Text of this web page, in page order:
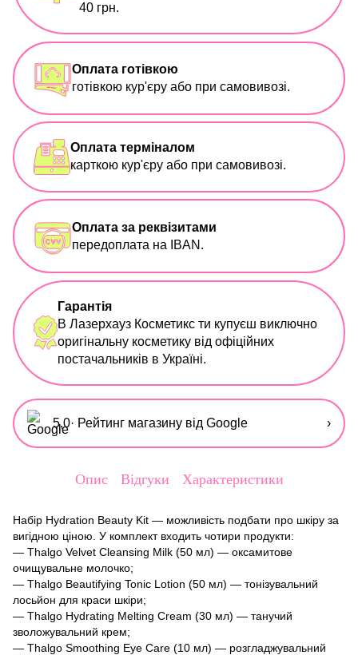
40 грн.
Оплата готівкою
готівкою кур'єру або при самовивозі.
Оплата терміналом
карткою кур'єру або при самовивозі.
Оплата за реквізитами
передоплата на IBAN.
Гарантія
В Лазерхауз Косметикс ти купуєш виключно
оригінальну косметику від офіційних
постачальників в Україні.
5,0· Рейтинг магазину від Google ›
Опис Відгуки Характеристики
Набір Hydration Beauty Kit — можливість подбати про шкіру за
вигідною ціною. У комплект входить чотири продукти:
— Thalgo Velvet Cleansing Milk (50 мл) — оксамитове
очищувальне молочко;
— Thalgo Beautifying Tonic Lotion (50 мл) — тонізувальний
лосьйон для краси шкіри;
— Thalgo Hydrating Melting Cream (30 мл) — танучий
зволожувальний крем;
— Thalgo Smoothing Eye Care (10 мл) — розгладжувальний